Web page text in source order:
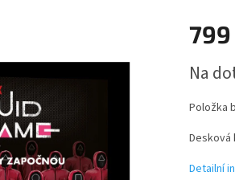
799
cena:
Na
Položka
Desková
Detailní